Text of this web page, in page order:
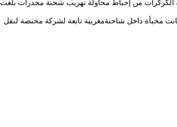
الكركرات من إحباط محاولة تهريب شحنة مخدرات بلغت
الهندي كانت مخبأة داخل شاحنةمغربية تابعة لشركة مختصة لنقل